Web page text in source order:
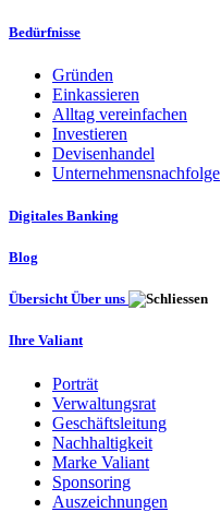
Bedürfnisse
Gründen
Einkassieren
Alltag vereinfachen
Investieren
Devisenhandel
Unternehmensnachfolge
Digitales Banking
Blog
Übersicht Über uns
Ihre Valiant
Porträt
Verwaltungsrat
Geschäftsleitung
Nachhaltigkeit
Marke Valiant
Sponsoring
Auszeichnungen